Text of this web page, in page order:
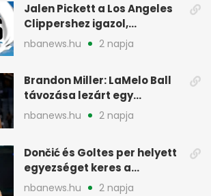
Jalen Pickett a Los Angeles
Clippershez igazol,
kétirányú szerződéssel
nbanews.hu 2 napja
Brandon Miller: LaMelo Ball
távozása lezárt egy
korszakot a Hornetsnél
nbanews.hu 2 napja
Dončić és Goltes per helyett
egyezséget keres a
gyerekügyben
nbanews.hu 2 napja